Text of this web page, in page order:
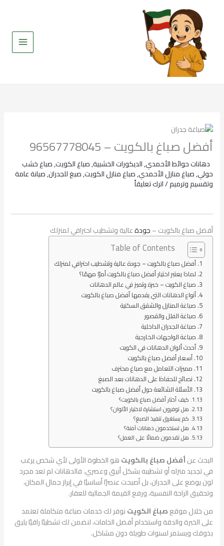
المحتوى
أفضل صباغ بالكويت – 96567778045
دهانات حوائط الأحمدي,الديكورات الخشبية,صباغ الكويت,صباغ خشب
حولي,صباغ منازل الأحمدي,صباغ منازل الكويت,صبغ للجدران,صيانة عامة
وتقسيم وترميم/اترك تعليقاً
أفضل صباغ بالكويت –جودةعالية وتشطيب احترافي لمنزلك
Table of Contents
أفضل صباغ بالكويت – جودة عالية وتشطيب احترافي لمنزلك
لماذا يعتبر اختيار أفضل صباغ بالكويت أمرًا مهمًا؟
صباغ الكويت – خبرة وتميز في عالم الدهانات
أنواع الدهانات التي يقدمها أفضل صباغ بالكويت
صباغة المنازل والشقق السكنية
صباغة الفلل والقصور
صباغة الجدران الداخلية
صباغة الواجهات الخارجية
أحدث ألوان الدهانات في الكويت
أسعار أفضل صباغ بالكويت
مميزات التعامل مع صباغ محترف
نصائح للحفاظ على الدهانات بعد الصبغ
الأسئلة الشائعة حول أفضل صباغ بالكويت
كيف أختار أفضل صباغ بالكويت؟
هل توفرون استشارة لاختيار الألوان؟
كم يستغرق تنفيذ الصبغ؟
هل تستخدمون دهانات آمنة؟
هل تقدمون ضمانًا على العمل؟
البحث عنأفضل صباغ بالكويتهو الخطوة الأولى لأي شخص يرغب
في تجديد منزله أو تشطيبه بشكل أنيق وعصري. فالدهانات لم تعد مجرد
لون يوضع على الجدران، بل أصبحت عنصرًا أساسيًا في إبراز جمال المكان،
وتحقيق الراحة النفسية، ورفع القيمة الجمالية للعقار.
من خلال موقعصباغ الكويتنوفر لك خدمات صباغة متكاملة تعتمد
على الخبرة والدقة واستخدام أفضل الخامات، لنضمن لك تشطيبًا راقيًا يليق
بذوقك ويستمر لسنوات طويلة دون مشاكل.